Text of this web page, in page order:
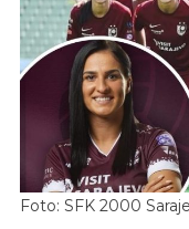
Foto: SFK 2000